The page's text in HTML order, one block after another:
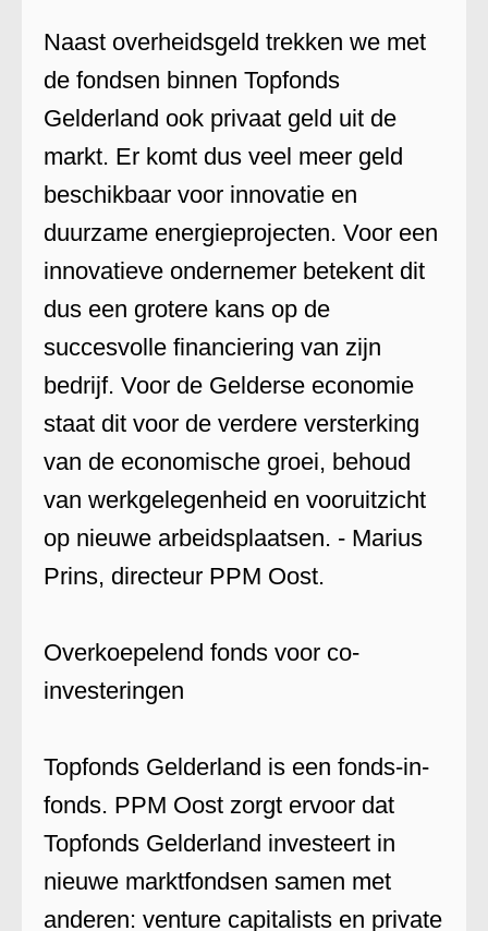
Naast overheidsgeld trekken we met
de fondsen binnen Topfonds
Gelderland ook privaat geld uit de
markt. Er komt dus veel meer geld
beschikbaar voor innovatie en
duurzame energieprojecten. Voor een
innovatieve ondernemer betekent dit
dus een grotere kans op de
succesvolle financiering van zijn
bedrijf. Voor de Gelderse economie
staat dit voor de verdere versterking
van de economische groei, behoud
van werkgelegenheid en vooruitzicht
op nieuwe arbeidsplaatsen. - Marius
Prins, directeur PPM Oost.
Overkoepelend fonds voor co-
investeringen
Topfonds Gelderland is een fonds-in-
fonds. PPM Oost zorgt ervoor dat
Topfonds Gelderland investeert in
nieuwe marktfondsen samen met
anderen: venture capitalists en private